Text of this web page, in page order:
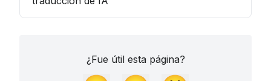
¿Fue útil esta página?